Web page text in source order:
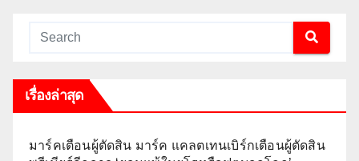
เรื่องล่าสุด
มาร์คเตือนผู้ตัดสิน มาร์ค แคลตเทนเบิร์กเตือนผู้ตัดสิน